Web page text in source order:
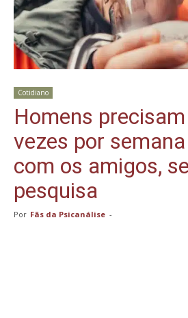
Cotidiano
Homens
vezes por
com os amigos,
pesquisa
Por Fãs da Psicanálise -